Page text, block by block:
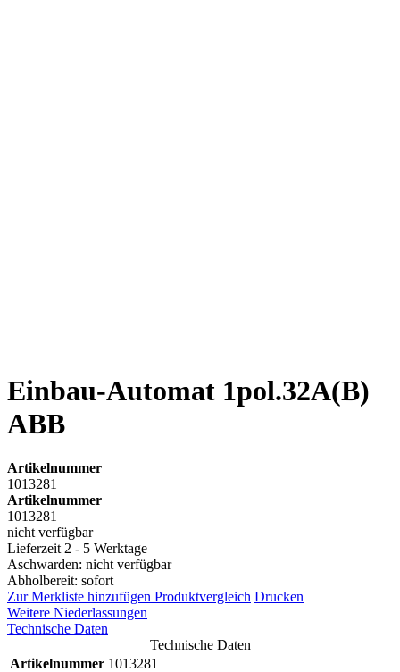
Einbau-Automat 1pol.32A(B)
ABB
Artikelnummer
1013281
Artikelnummer
1013281
nicht verfügbar
Lieferzeit 2 - 5 Werktage
Aschwarden: nicht verfügbar
Abholbereit: sofort
Zur Merkliste hinzufügen Produktvergleich Drucken
Weitere Niederlassungen
Technische Daten
Technische Daten
Artikelnummer 1013281